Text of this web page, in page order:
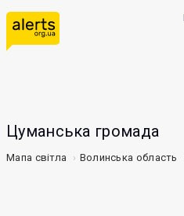
Цуманська громада
Мапа світла Волинська область